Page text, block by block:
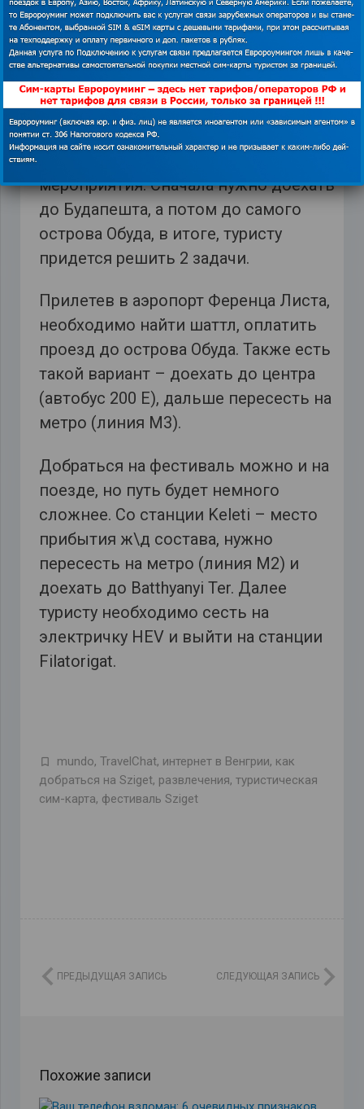
Sziget?
О фестивале мы рассказали, как и об
экономии на Интернете в Венгрии.
Теперь нарушим ещё одну, не менее
важную тему. Итак, есть несколько
мероприятия. Сначала нужно доехать
до Будапешта, а потом до самого
острова Обуда, в итоге, туристу
придется решить 2 задачи.
Прилетев в аэропорт Ференца Листа,
необходимо найти шаттл, оплатить
проезд до острова Обуда. Также есть
такой вариант – доехать до центра
(автобус 200 Е), дальше пересесть на
метро (линия М3).
Добраться на фестиваль можно и на
поезде, но путь будет немного
сложнее. Со станции Keleti – место
прибытия ж\д состава, нужно
пересесть на метро (линия М2) и
доехать до Batthyanyi Ter. Далее
туристу необходимо сесть на
электричку HEV и выйти на станции
Filatorigat.
mundo, TravelChat, интернет в Венгрии, как
добраться на Sziget, развлечения, туристическая
сим-карта, фестиваль Sziget
ПРЕДЫДУЩАЯ ЗАПИСЬ СЛЕДУЮЩАЯ ЗАПИСЬ
Похожие записи